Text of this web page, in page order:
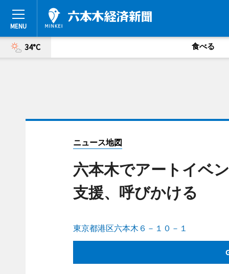
34°C 食べる
ニュース地図
六本木でアートイベ
支援、呼びかける
東京都港区六本木６－１０－１